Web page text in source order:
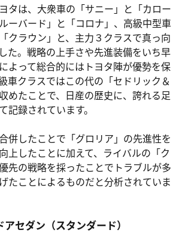
タは、大衆車の「サニー」と「カロー
ーバード」と「コロナ」、高級中型車
クラウン」と、主力３クラスで真っ向
た。戦略の上手さや先進装備をいち早
よって総合的にはトヨタ陣が優勢を保
車クラスではこの代の「セドリック＆
めたことで、日産の歴史に、誇れる足
記録されています。
併したことで「グロリア」の先進性を
上したことに加えて、ライバルの「ク
先の戦略を採ったことでトラブルが多
たことによるものだと分析されていま
セダン（スタンダード）